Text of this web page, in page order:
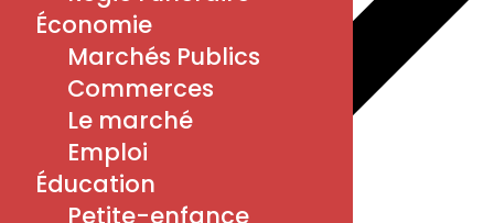
Économie
Marchés Publics
Commerces
Le marché
Emploi
Éducation
Petite-enfance